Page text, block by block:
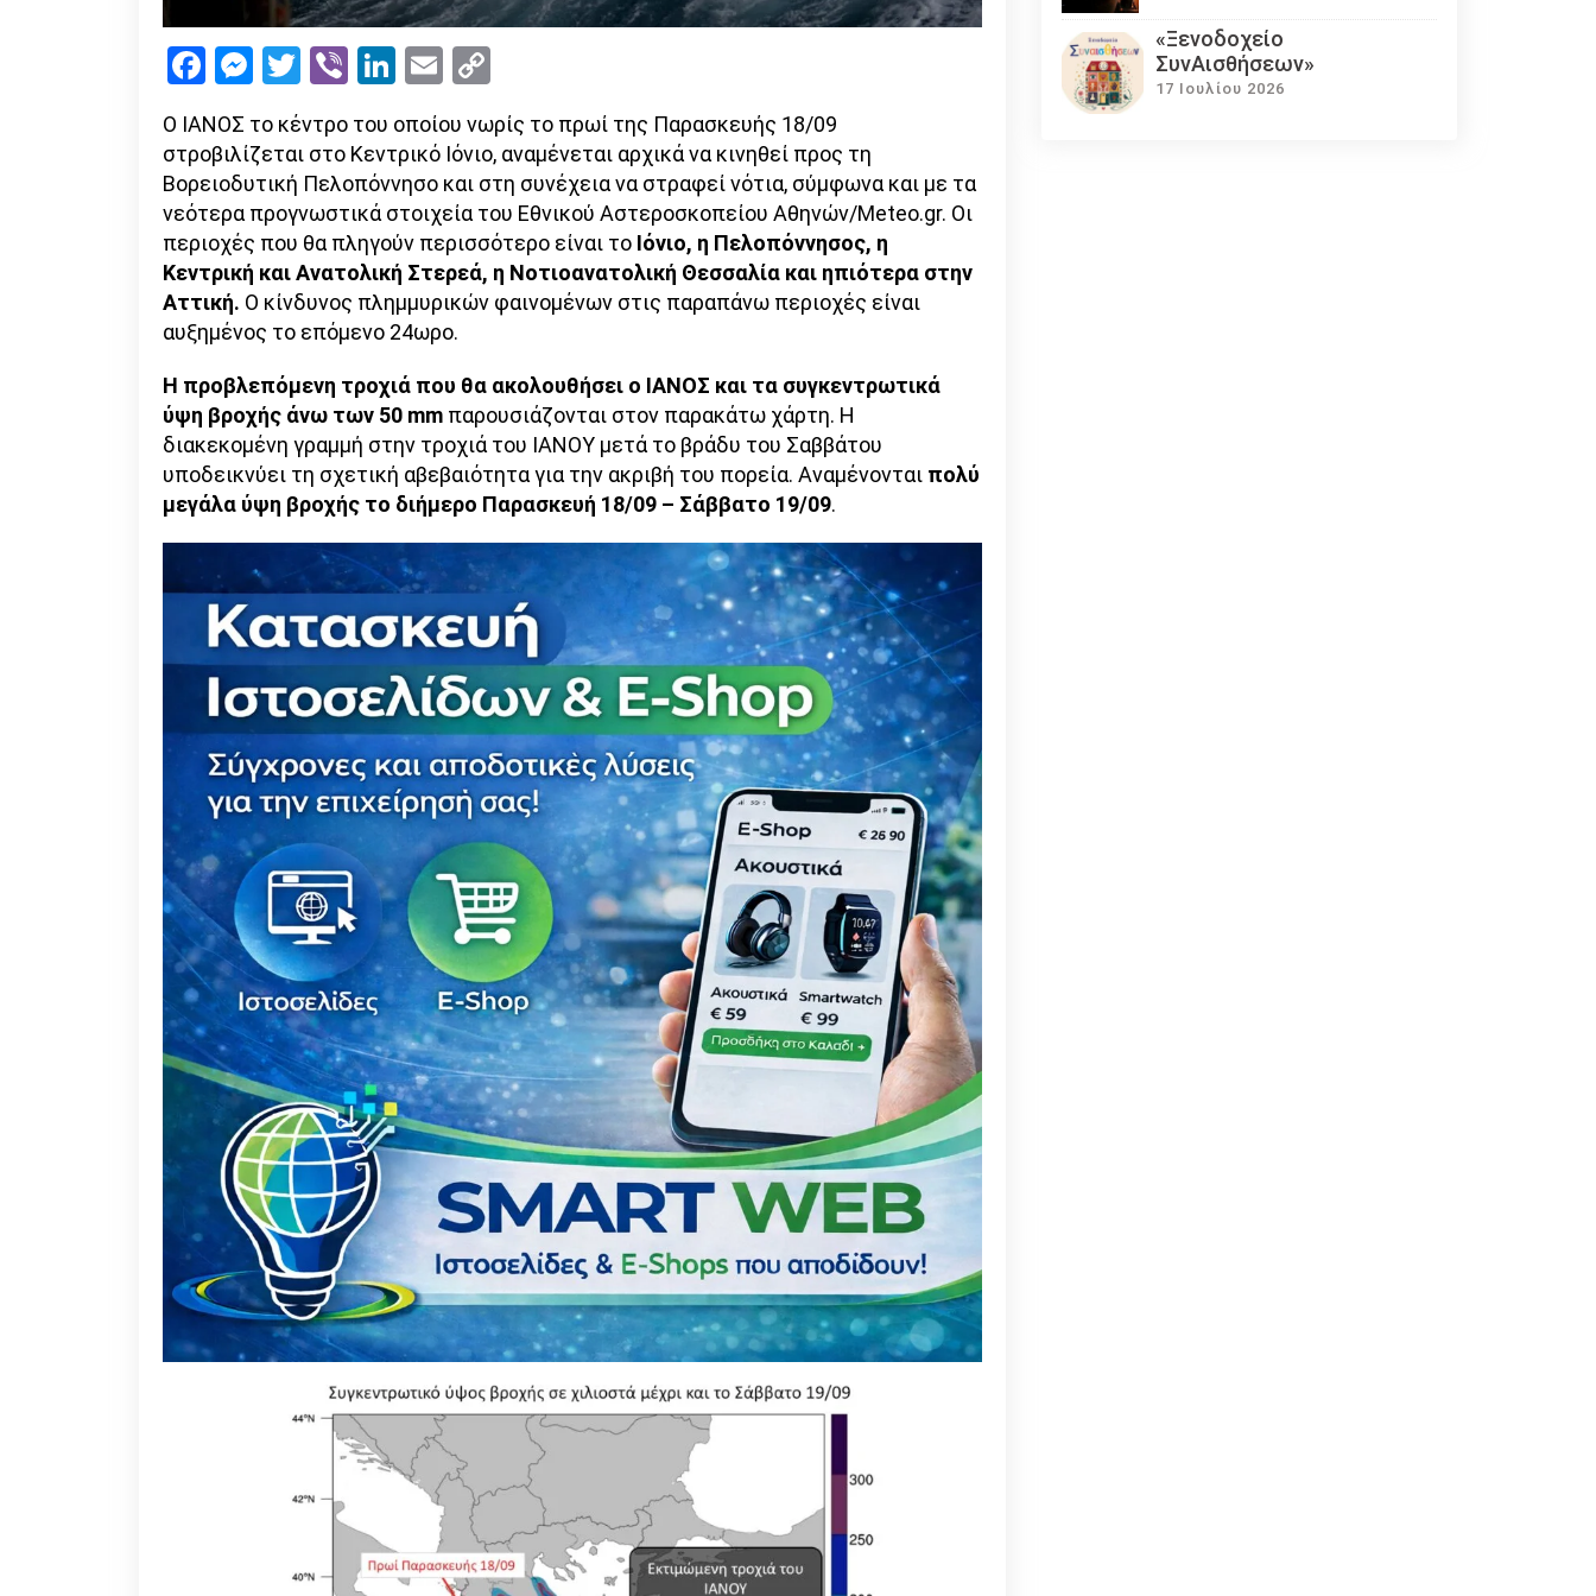
Facebook
Messenger
Twitter
ViberLinkedIn
Email
Link
Ο ΙΑΝΟΣ το κέντρο του οποίου νωρίς το πρωί της Παρασκευής 18/09
στροβιλίζεται στο Κεντρικό Ιόνιο, αναμένεται αρχικά να κινηθεί προς τη
Βορειοδυτική Πελοπόννησο και στη συνέχεια να στραφεί νότια, σύμφωνα και με τα
νεότερα προγνωστικά στοιχεία του Εθνικού Αστεροσκοπείου Αθηνών/Meteo.gr. Οι
περιοχές που θα πληγούν περισσότερο είναι το Ιόνιο, η Πελοπόννησος, η
Κεντρική και Ανατολική Στερεά, η Νοτιοανατολική Θεσσαλία και ηπιότερα στην
Αττική. Ο κίνδυνος πλημμυρικών φαινομένων στις παραπάνω περιοχές είναι
αυξημένος το επόμενο 24ωρο.
Η προβλεπόμενη τροχιά που θα ακολουθήσει ο ΙΑΝΟΣ και τα συγκεντρωτικά
ύψη βροχής άνω των 50 mm παρουσιάζονται στον παρακάτω χάρτη. Η
διακεκομένη γραμμή στην τροχιά του ΙΑΝΟΥ μετά το βράδυ του Σαββάτου
υποδεικνύει τη σχετική αβεβαιότητα για την ακριβή του πορεία. Αναμένονται πολύ
μεγάλα ύψη βροχής το διήμερο Παρασκευή 18/09 – Σάββατο 19/09.
«Ξενοδοχείο
ΣυνΑισθήσεων»
17 Ιουλίου 2026